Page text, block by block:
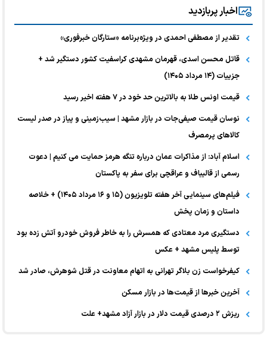
اخبار پربازدید
تقدیر از مصطفی احمدی در ویژه‌برنامه «ستارگان خبرفوری»
قاتل محسن اسدی، قهرمان مشهدی کراسفیت کشور دستگیر شد +
جزییات (۱۴ مرداد ۱۴۰۵)
قیمت اونس طلا به بالاترین حد خود در ۷ هفته اخیر رسید
نوسان قیمت صیفی‌جات در بازار مشهد | سیب‌زمینی و پیاز در صدر لیست
کالا‌های پرمصرف
اسلام آباد: از مذاکرات عمان درباره تنگه هرمز حمایت می کنیم | دعوت
رسمی از قالیباف و عراقچی برای سفر به پاکستان
فیلم‌های سینمایی آخر هفته تلویزیون (۱۵ و ۱۶ مرداد ۱۴۰۵) + خلاصه
داستان و زمان پخش
دستگیری مرد معتادی که همسرش را به خاطر فروش خودرو آتش زده بود
توسط پلیس مشهد + عکس
کیفرخواست زن بلاگر تهرانی به اتهام معاونت در قتل شوهرش، صادر شد
آخرین خبر‌ها از قیمت‌ها در بازار مسکن
ریزش ۲ درصدی قیمت دلار در بازار آزاد مشهد+ علت